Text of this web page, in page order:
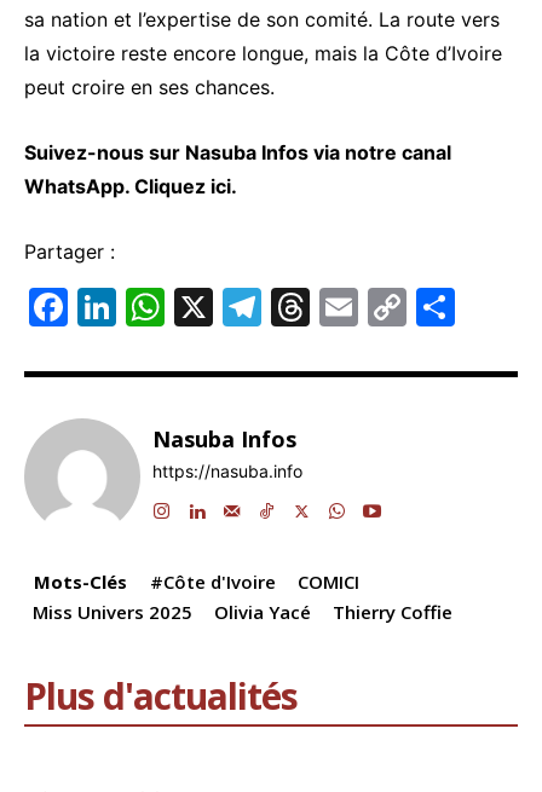
sa nation et l’expertise de son comité. La route vers
la victoire reste encore longue, mais la Côte d’Ivoire
peut croire en ses chances.
Suivez-nous sur Nasuba Infos via notre canal
WhatsApp. Cliquez ici.
Partager :
F
c
e
b
o
k
Li
k
e
dI
n
W
at
s
A
p
X
T
e
gr
a
m
T
e
s
E
ai
C
p ta
Nasuba Infos
https://nasuba.info
Mots-Clés #Côte d'Ivoire
COMICI
Miss Univers 2025
Olivia Yacé Thierry Coffie
Plus d'actualités